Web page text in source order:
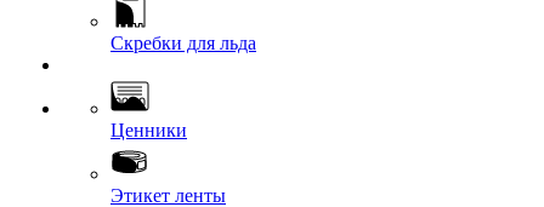
Скребки для льда
Ценники
Этикет ленты